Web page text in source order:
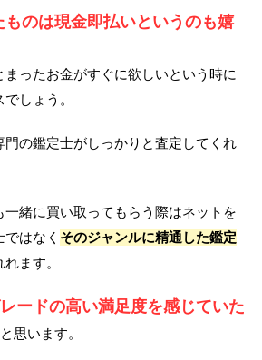
ものは現金即払いというのも嬉
ったお金がすぐに欲しいという時に
しょう。
の鑑定士がしっかりと査定してくれ
緒に買い取ってもらう際はネットを
はなく そのジャンルに精通した鑑定
ます。
ードの高い満足度を感じていた
思います。